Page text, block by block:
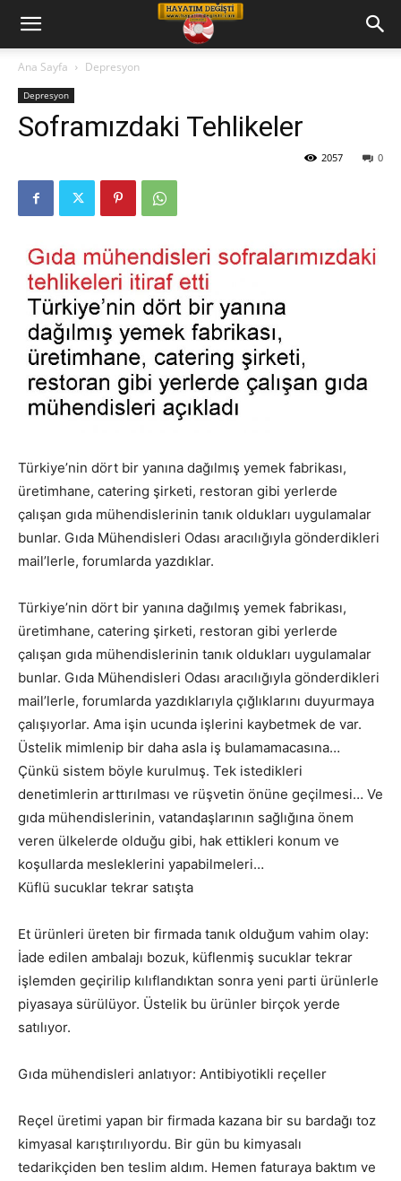
Hayatım
Değişti
Telkin
Ana Sayfa Depresyon
Depresyon
Soframızdaki Tehlikeler
0
2057
Türkiye’nin dört bir yanına dağılmış yemek fabrikası,
üretimhane, catering şirketi, restoran gibi yerlerde
çalışan gıda mühendislerinin tanık oldukları uygulamalar
bunlar. Gıda Mühendisleri Odası aracılığıyla gönderdikleri
mail’lerle, forumlarda yazdıklar.
Türkiye’nin dört bir yanına dağılmış yemek fabrikası,
üretimhane, catering şirketi, restoran gibi yerlerde
çalışan gıda mühendislerinin tanık oldukları uygulamalar
bunlar. Gıda Mühendisleri Odası aracılığıyla gönderdikleri
mail’lerle, forumlarda yazdıklarıyla çığlıklarını duyurmaya
çalışıyorlar. Ama işin ucunda işlerini kaybetmek de var.
Üstelik mimlenip bir daha asla iş bulamamacasına…
Çünkü sistem böyle kurulmuş. Tek istedikleri
denetimlerin arttırılması ve rüşvetin önüne geçilmesi… Ve
gıda mühendislerinin, vatandaşlarının sağlığına önem
veren ülkelerde olduğu gibi, hak ettikleri konum ve
koşullarda mesleklerini yapabilmeleri…
Küflü sucuklar tekrar satışta
Et ürünleri üreten bir firmada tanık olduğum vahim olay:
İade edilen ambalajı bozuk, küflenmiş sucuklar tekrar
işlemden geçirilip kılıflandıktan sonra yeni parti ürünlerle
piyasaya sürülüyor. Üstelik bu ürünler birçok yerde
satılıyor.
Gıda mühendisleri anlatıyor: Antibiyotikli reçeller
Reçel üretimi yapan bir firmada kazana bir su bardağı toz
kimyasal karıştırılıyordu. Bir gün bu kimyasalı
tedarikçiden ben teslim aldım. Hemen faturaya baktım ve